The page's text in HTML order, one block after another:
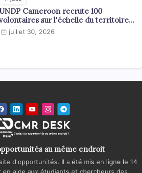
UNDP Cameroon recrute 100
sur l'échelle du territoire
national
juillet 30, 2026
au même endroit
d'opportunités. Il a été mis en ligne le 14